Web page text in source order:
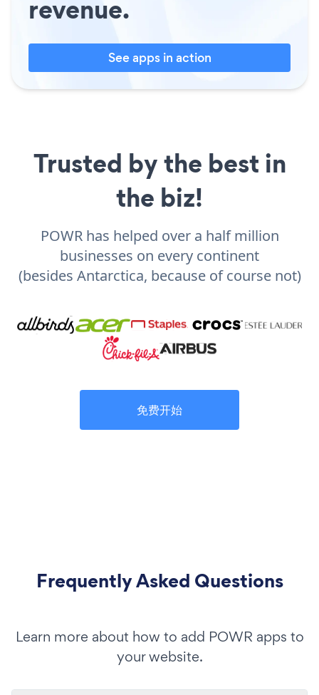
revenue.
See apps in action
Trusted by the best in
the biz!
POWR has helped over a half million
businesses on every continent
(besides Antarctica, because of course not)
免费开始
Frequently Asked Questions
Learn more about how to add POWR apps to
your website.